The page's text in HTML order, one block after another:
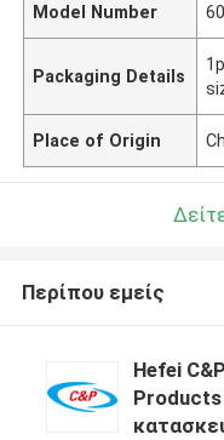
Model Number
Packaging Details
Place of Origin
Περίπου εμείς
Hefei